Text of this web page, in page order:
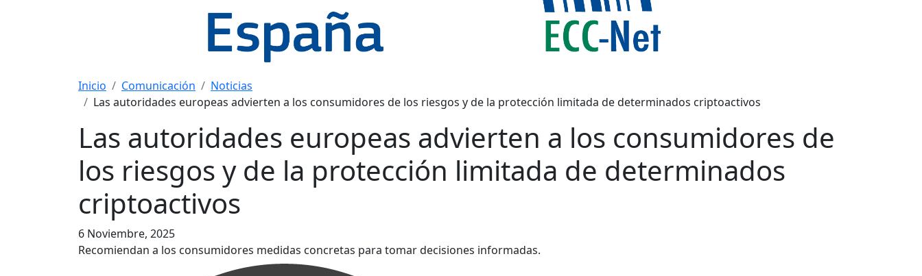
Inicio Comunicación
Noticias
Las autoridades europeas advierten a los consumidores de los riesgos y de la protección limitada de determinados criptoactivos
Las autoridades europeas advierten a los consumidores de
los riesgos y de la protección limitada de determinados
criptoactivos
6 Noviembre, 2025
Recomiendan a los consumidores medidas concretas para tomar decisiones informadas.